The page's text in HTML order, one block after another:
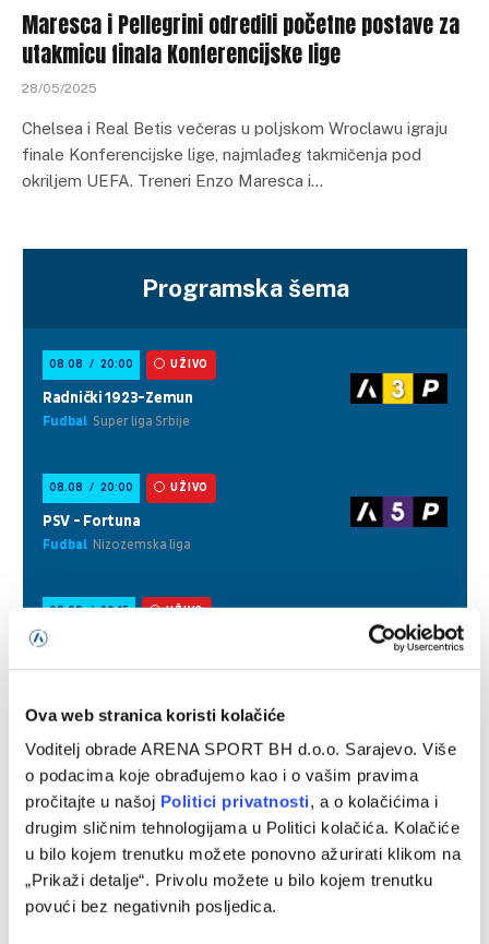
Ova web stranica koristi kolačiće
Voditelj obrade ARENA SPORT BH d.o.o. Sarajevo. Više
o podacima koje obrađujemo kao i o vašim pravima
pročitajte u našoj Politici privatnosti, a o kolačićima i
drugim sličnim tehnologijama u Politici kolačića. Kolačiće
u bilo kojem trenutku možete ponovno ažurirati klikom na
„Prikaži detalje“. Privolu možete u bilo kojem trenutku
povući bez negativnih posljedica.
Maresca i Pellegrini odredili početne postave za
utakmicu finala Konferencijske lige
28/05/2025
Chelsea i Real Betis večeras u poljskom Wroclawu igraju
finale Konferencijske lige, najmlađeg takmičenja pod
okriljem UEFA. Treneri Enzo Maresca i…
Programska šema